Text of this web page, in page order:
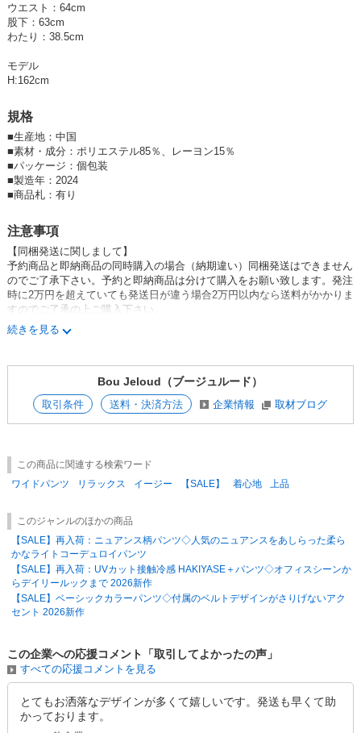
※撮影環境により、多少実際のカラーと異なる場合がございます。また、
て見える場合がございます。ご了承下さいませ。
※濃色品は、過度な摩擦や濡れた状態での摩擦により、色落ち・色移りを
※この商品は、素材の特性上、洗濯の際に多少の縮みが生じる恐れがあり
ます。洗濯後は形を整えてから干してください。
※その他お取り扱いに関しましては、商品に付属のアテンションタグをご
覧ください。
ウエスト：64cm
股下：63cm
わたり：38.5cm
モデル
H:162cm
規格
■生産地：中国
■素材・成分：ポリエステル85％、レーヨン15％
■パッケージ：個包装
■製造年：2024
■商品札：有り
注意事項
【同梱発送に関しまして】
予約商品と即納商品の同時購入の場合（納期違い）同梱発送はできません
のでご了承下さい。予約と即納商品は分けて購入をお願い致します。発注
時に2万円を超えていても発送日が違う場合2万円以内なら送料がかかりま
すのでご了承の上ご購入下さい。
【掲載在庫数について】
ます。掲載在庫数以上のまとまったご注文をご希望のお客様は恐れ入りま
すがメッセージボックスよりご連絡お願い致します。
【発送のタイミングについて】
金曜日9時以降のご注文は翌週の月曜日出荷（月曜日が祭日の場合は翌日
の出荷になる可能性がございますが何卒ご了承いただきますようお願い申
し上げます。
※お急ぎの際はお手数ですがご連絡をいただきますようお願い致します。
続きを見る
Bou Jeloud（ブージュルード）
取引条件 送料・決済方法 企業情報 取材ブログ
この商品に関連する検索ワード
ワイドパンツ
リラックス イージー 【SALE】 着心地 上品
このジャンルのほかの商品
【SALE】再入荷：ニュアンス柄パンツ◇人気のニュアンスをあしらった柔ら
かなライトコーデュロイパンツ
【SALE】再入荷：UVカット接触冷感 HAKIYASE＋パンツ◇オフィスシーンか
らデイリールックまで 2026新作
【SALE】ベーシックカラーパンツ◇付属のベルトデザインがさりげないアク
セント 2026新作
この企業への応援コメント「取引してよかったの声」
すべての応援コメントを見る
とてもお洒落なデザインが多くて嬉しいです。発送も早くて助
かっております。